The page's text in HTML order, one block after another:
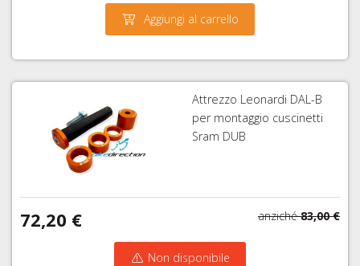
Aggiungi al carrello
Attrezzo Leonardi DAL-B
per montaggio cuscinetti
Sram DUB
72,20 € anziché 83,00 €
Non disponibile